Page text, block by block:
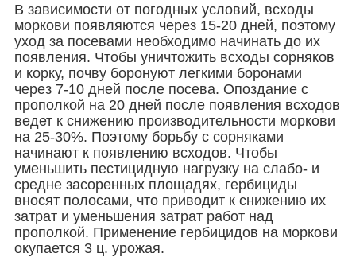
В зависимости от погодных условий, всходы
моркови появляются через 15-20 дней, поэтому
уход за посевами необходимо начинать до их
появления. Чтобы уничтожить всходы сорняков
и корку, почву боронуют легкими боронами
через 7-10 дней после посева. Опоздание с
прополкой на 20 дней после появления всходов
ведет к снижению производительности моркови
на 25-30%. Поэтому борьбу с сорняками
начинают к появлению всходов. Чтобы
уменьшить пестицидную нагрузку на слабо- и
средне засоренных площадях, гербициды
вносят полосами, что приводит к снижению их
затрат и уменьшения затрат работ над
прополкой. Применение гербицидов на моркови
окупается 3 ц. урожая.